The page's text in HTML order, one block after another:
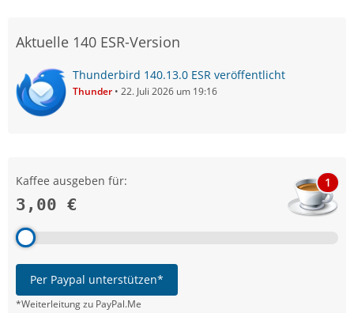
Aktuelle 140 ESR-Version
Thunderbird 140.13.0 ESR veröffentlicht
Thunder 22. Juli 2026 um 19:16
Kaffee ausgeben für:
3,00 €
1
Per Paypal unterstützen*
*Weiterleitung zu PayPal.Me